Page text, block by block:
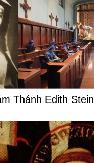
Thánh Edith Stein